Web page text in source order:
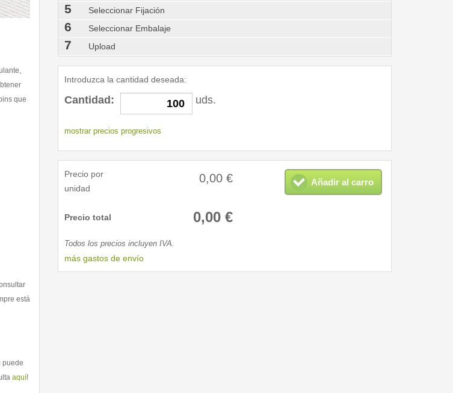
que
está
puede
aquí!
5 Seleccionar Fijación
6 Seleccionar Embalaje
7 Upload
Introduzca la cantidad deseada:
Cantidad : uds.
mostrar precios progresivos
Precio por
unidad
0,00 €
Precio total 0,00 €
Añadir al carro
Todos los precios incluyen IVA.
más gastos de envío